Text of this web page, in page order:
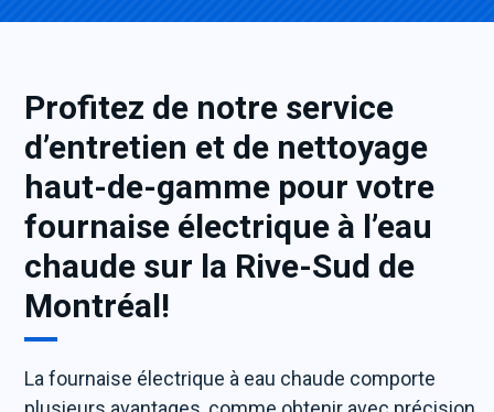
Profitez de notre service
d’entretien et de nettoyage
haut-de-gamme pour votre
fournaise électrique à l’eau
chaude sur la Rive-Sud de
Montréal!
La fournaise électrique à eau chaude comporte